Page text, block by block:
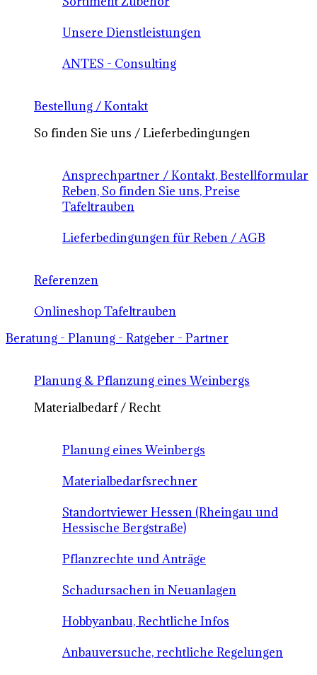
Unsere Dienstleistungen
ANTES - Consulting
Bestellung / Kontakt
So finden Sie uns / Lieferbedingungen
Ansprechpartner / Kontakt, Bestellformular
Reben, So finden Sie uns, Preise
Tafeltrauben
Lieferbedingungen für Reben / AGB
Referenzen
Onlineshop Tafeltrauben
Beratung - Planung - Ratgeber - Partner
Planung & Pflanzung eines Weinbergs
Materialbedarf / Recht
Planung eines Weinbergs
Materialbedarfsrechner
Standortviewer Hessen (Rheingau und
Hessische Bergstraße)
Pflanzrechte und Anträge
Schadursachen in Neuanlagen
Hobbyanbau, Rechtliche Infos
Anbauversuche, rechtliche Regelungen